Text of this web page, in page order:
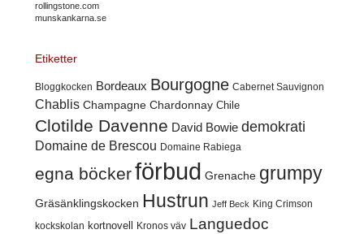
rollingstone.com
munskankarna.se
Etiketter
Bloggkocken Bordeaux Bourgogne Cabernet Sauvignon
Chablis Champagne Chardonnay Chile
Clotilde Davenne David Bowie demokrati
Domaine de Brescou Domaine Rabiega
egna böckerförbud Grenache grumpy
Gräsänklingskocken Hustrun Jeff Beck King Crimson
kockskolan kortnovell Kronos väv Languedoc